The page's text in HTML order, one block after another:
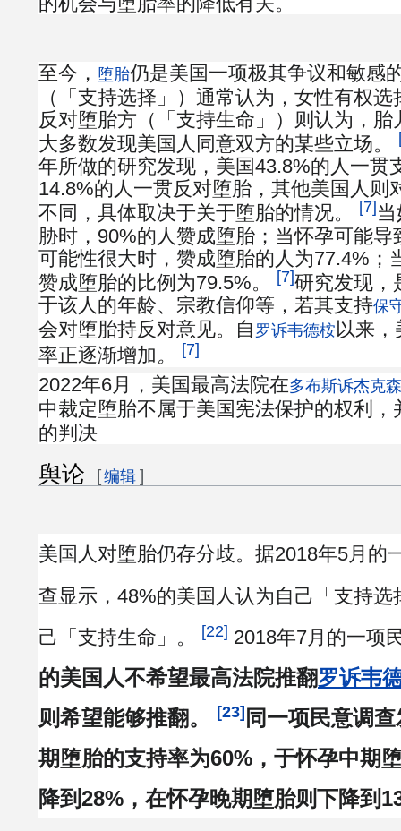
至今， 堕胎仍是美国一项极其争议和敏感
（「支持选择」）通常认为，女性有权
反对堕胎方（「支持生命」）则认为，
大多数发现美国人同意双方的某些立场。
年所做的研究发现，美国43.8%的人一贯
14.8%的人一贯反对堕胎，其他美国人则
不同，具体取决于关于堕胎的情况。
[7]
胁时，90%的人赞成堕胎；当怀孕可能
可能性很大时，赞成堕胎的人为77.4%；
赞成堕胎的比例为79.5%。
[7]研究发现，
于该人的年龄、宗教信仰等，若其支持保
会对堕胎持反对意见。自 罗诉韦德桉以来
率正逐渐增加。 [7]
2022年6月，美国最高法院在多布斯诉杰克
中裁定堕胎不属于美国宪法保护的权利，
的判决
舆论 [编辑 ]
美国人对堕胎仍存分歧。据2018年5月的
查显示，48%的美国人认为自己「支持选
己「支持生命」。
[22] 2018年7月的一项
的美国人不希望最高法院推翻罗诉韦
则希望能够推翻。
[23] 同一项民意调
期堕胎的支持率为60%，于怀孕中期
降到28%，在怀孕晚期堕胎则下降到